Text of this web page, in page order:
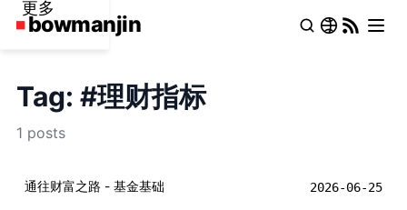
更多
Tag: #理财指标
1 posts
通往财富之路 - 基金基础 2026-06-25